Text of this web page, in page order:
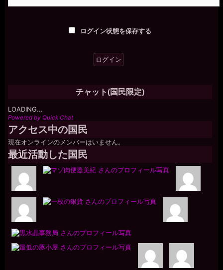
ログイン状態を保存する
チャット(国民限定)
LOADING...
Powered by Quick Chat
アクセス中の国民
現在オンラインのメンバーはいません。
最近活動した国民